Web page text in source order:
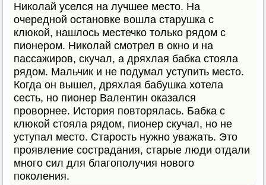
Николай уселся на лучшее место. На
очередной остановке вошла старушка с
клюкой, нашлось местечко только рядом с
пионером. Николай смотрел в окно и на
пассажиров, скучал, а дряхлая бабка стояла
рядом. Мальчик и не подумал уступить место.
Когда он вышел, дряхлая бабушка хотела
сесть, но пионер Валентин оказался
проворнее. История повторялась. Бабка с
клюкой стояла рядом, пионер скучал, но не
уступал место. Старость нужно уважать. Это
проявление сострадания, старые люди отдали
много сил для благополучия нового
поколения.